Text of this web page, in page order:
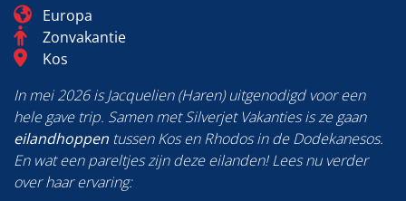
Blog_field_Bestemming
Kos
Categorie
Zonvakantie
Blog_field_Continent
Europa
In mei 2026 is Jacquelien (Haren) uitgenodigd voor een
hele gave trip. Samen met Silverjet Vakanties is ze gaan
eilandhoppen tussen Kos en Rhodos in de Dodekanesos.
En wat een pareltjes zijn deze eilanden! Lees nu verder
over haar ervaring: